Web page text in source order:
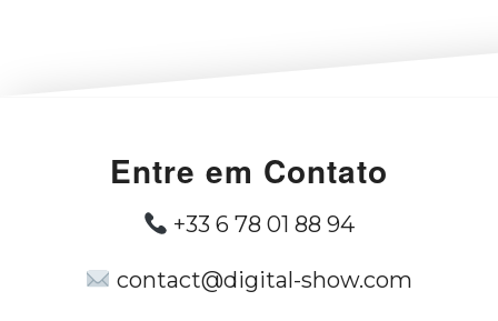
Entre em Contato
+33 6 78 01 88 94
contact@digital-show.com